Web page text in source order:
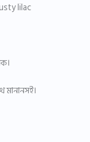
lilac